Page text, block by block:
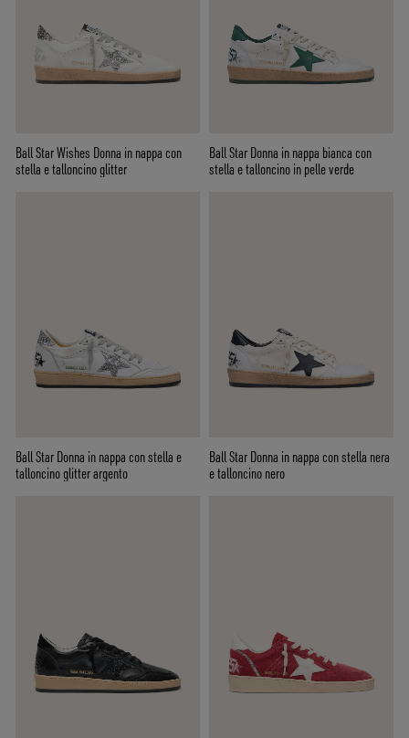
Ball Star Wishes Donna in nappa con
stella e talloncino glitter
Ball Star Donna in nappa bianca con
stella e talloncino in pelle verde
Ball Star Donna in nappa con stella e
talloncino glitter argento
Ball Star Donna in nappa con stella nera
e talloncino nero